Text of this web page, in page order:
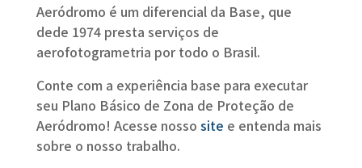
Aeródromo é um diferencial da Base, que
dede 1974 presta serviços de
aerofotogrametria por todo o Brasil.
Conte com a experiência base para executar
seu Plano Básico de Zona de Proteção de
Aeródromo! Acesse nosso site e entenda mais
sobre o nosso trabalho.